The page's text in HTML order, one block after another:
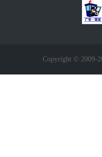
Copyright © 2009-